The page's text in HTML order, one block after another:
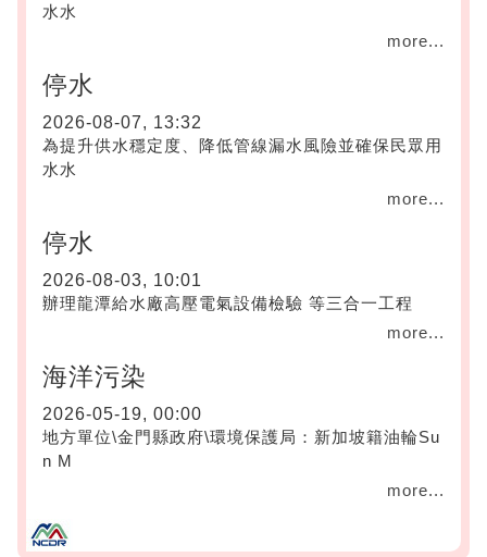
水水
more...
停水
2026-08-07, 13:32
為提升供水穩定度、降低管線漏水風險並確保民眾用
水水
more...
停水
2026-08-03, 10:01
辦理龍潭給水廠高壓電氣設備檢驗 等三合一工程
more...
海洋污染
2026-05-19, 00:00
地方單位\金門縣政府\環境保護局：新加坡籍油輪Su
n M
more...